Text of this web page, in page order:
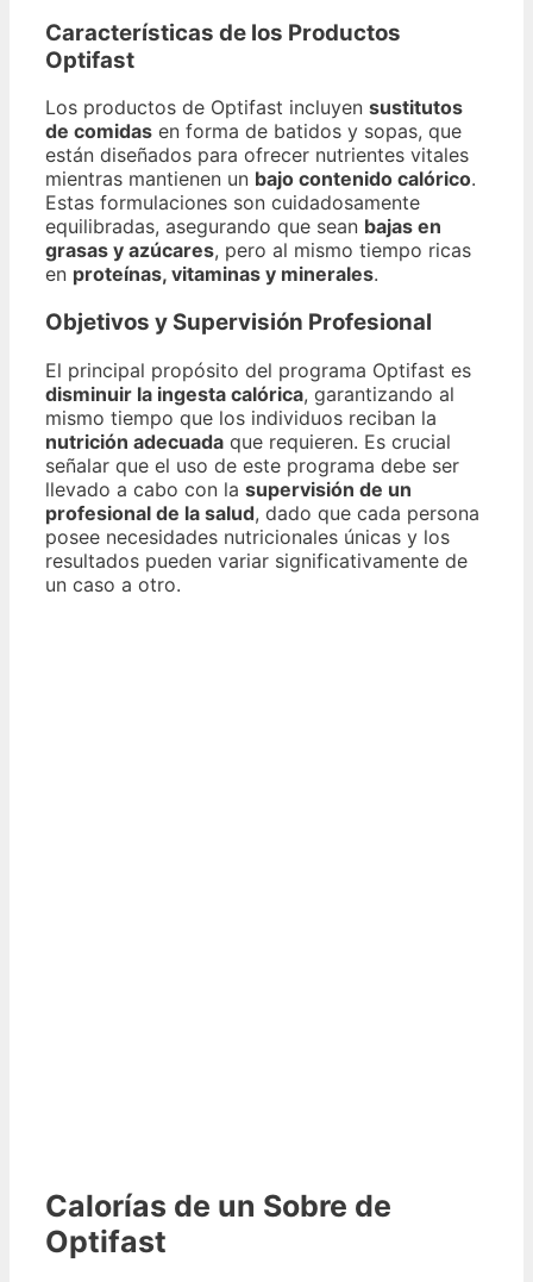
Características de los Productos
Optifast
Los productos de Optifast incluyen sustitutos
de comidas en forma de batidos y sopas, que
están diseñados para ofrecer nutrientes vitales
mientras mantienen un bajo contenido calórico.
Estas formulaciones son cuidadosamente
equilibradas, asegurando que sean bajas en
grasas y azúcares, pero al mismo tiempo ricas
en proteínas, vitaminas y minerales.
Objetivos y Supervisión Profesional
El principal propósito del programa Optifast es
disminuir la ingesta calórica, garantizando al
mismo tiempo que los individuos reciban la
nutrición adecuada que requieren. Es crucial
señalar que el uso de este programa debe ser
llevado a cabo con la supervisión de un
profesional de la salud, dado que cada persona
posee necesidades nutricionales únicas y los
resultados pueden variar significativamente de
un caso a otro.
Calorías de un Sobre de
Optifast